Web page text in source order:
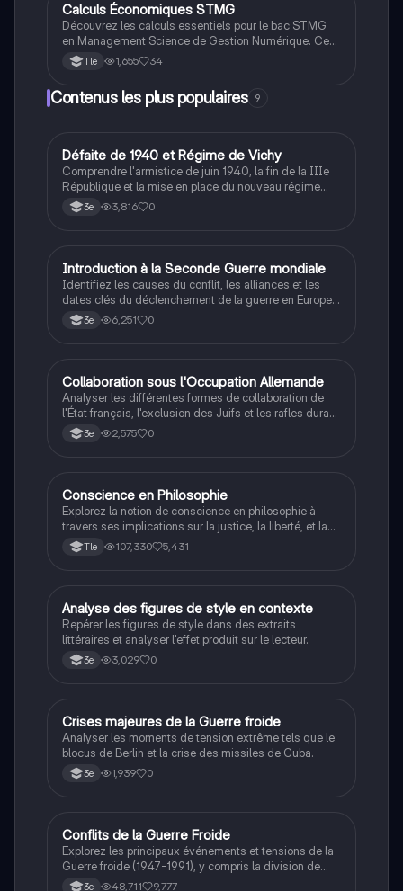
STMG
Calculs Économiques STMG
Découvrez les calculs essentiels pour le bac STMG
en Management Science de Gestion Numérique. Ce
document couvre les marges, le seuil de rentabilité, le
BFR, et d'autres concepts clés pour optimiser votre
compréhension des finances d'entreprise. Idéal pour
les révisions du bac 2023 et au-delà.
Tle 1,655 34
Contenus les plus populaires 9
DHistoire
Défaite de 1940 et Régime de Vichy
Comprendre l'armistice de juin 1940, la fin de la IIIe
République et la mise en place du nouveau régime
autoritaire de Philippe Pétain.
3e 3,816 0
IHistoire
Introduction à la Seconde Guerre mondiale
Identifiez les causes du conflit, les alliances et les
dates clés du déclenchement de la guerre en Europe
et dans le Pacifique.
3e 6,251 0
CHistoire
Collaboration sous l'Occupation Allemande
Analyser les différentes formes de collaboration de
l'État français, l'exclusion des Juifs et les rafles durant
la Seconde Guerre mondiale.
3e 2,575 0
Philosophie
Conscience en Philosophie
Explorez la notion de conscience en philosophie à
travers ses implications sur la justice, la liberté, et la
connaissance. Cette fiche de révision aborde les
débats philosophiques sur la conscience, le cogito, et
étudiants en philosophie cherchant à approfondir leur
compréhension des enjeux éthiques et existentiels.
Tle 107,330 5,431
AFrançais
Analyse des figures de style en contexte
Repérer les figures de style dans des extraits
littéraires et analyser l'effet produit sur le lecteur.
3e 3,029 0
CHistoire
Crises majeures de la Guerre froide
Analyser les moments de tension extrême tels que le
blocus de Berlin et la crise des missiles de Cuba.
3e 1,939 0
Histoire
Conflits de la Guerre Froide
Explorez les principaux événements et tensions de la
Guerre froide (1947-1991), y compris la division de
l'Allemagne, la crise de Cuba, la guerre du Vietnam, et
3e 48,711 9,777